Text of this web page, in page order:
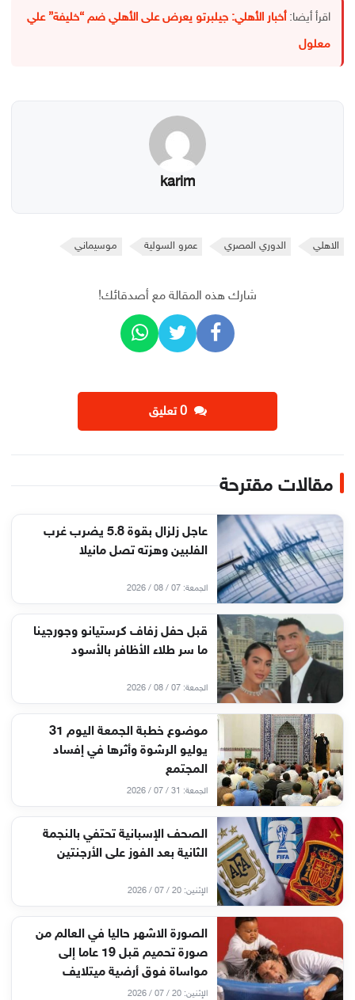
اقرأ أيضا: أخبار الأهلي: جيلبرتو يعرض على الأهلي ضم “خليفة” علي
معلول
karim
الاهلي الدوري المصري عمرو السولية موسيماني
شارك هذه المقالة مع أصدقائك!
‫0 تعليق
مقالات مقترحة
عاجل زلزال بقوة 5.8 يضرب غرب
الفلبين وهزته تصل مانيلا
الجمعة: 07 / 08 / 2026
قبل حفل زفاف كرستيانو وجورجينا
ما سر طلاء الأظافر بالأسود
الجمعة: 07 / 08 / 2026
موضوع خطبة الجمعة اليوم 31
يوليو الرشوة وأثرها في إفساد
المجتمع
الجمعة: 31 / 07 / 2026
الصحف الإسبانية تحتفي بالنجمة
الثانية بعد الفوز على الأرجنتين
الإثنين: 20 / 07 / 2026
الصورة الاشهر حاليا في العالم من
صورة تحميم قبل 19 عاما إلى
مواساة فوق أرضية ميتلايف
الإثنين: 20 / 07 / 2026